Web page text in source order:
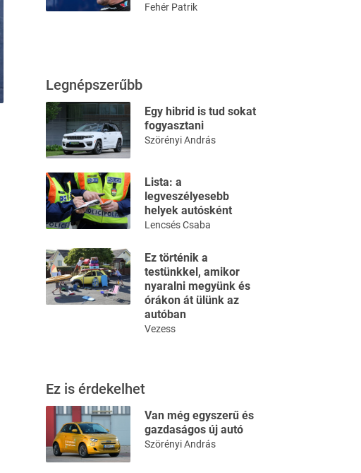
Fehér Patrik
Legnépszerűbb
Egy hibrid is tud sokat
fogyasztani
Szörényi András
Lista: a
legveszélyesebb
helyek autósként
Lencsés Csaba
Ez történik a
testünkkel, amikor
nyaralni megyünk és
órákon át ülünk az
autóban
Vezess
Ez is érdekelhet
Van még egyszerű és
gazdaságos új autó
Szörényi András